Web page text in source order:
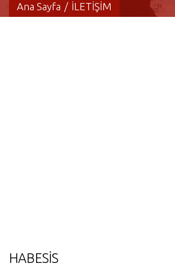
Ana Sayfa / İLETİŞİM
HABESİS